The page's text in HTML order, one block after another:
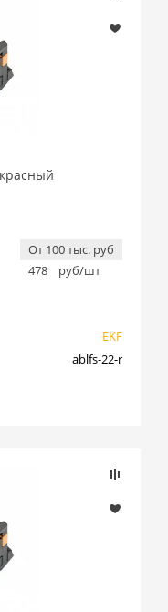
От 100 тыс. руб
478
руб/шт
EKF
ablfs-22-r